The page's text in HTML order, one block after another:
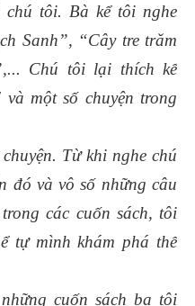
tôi. Bà kể tôi nghe
Sanh”, “Cây tre trăm
Chú tôi lại thích kể
một số chuyện trong
Từ khi nghe chú
đó và vô số những câu
các cuốn sách, tôi
tự mình khám phá thế
cuốn sách ba tôi